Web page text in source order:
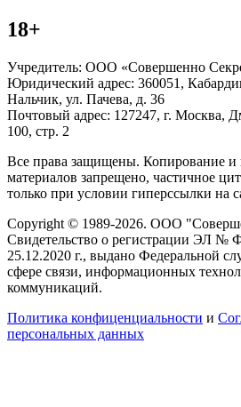
18+
Учредитель: ООО «Совершенно
Юридический адрес: 360051,
Нальчик, ул. Пачева, д. 36
Почтовый адрес: 127247, г. Москва,
100, стр. 2
Все права защищены. Копирование и
материалов запрещено, частичное
только при условии гиперссылки на
Copyright © 1989-2026. ООО
Свидетельство о регистрации ЭЛ №
25.12.2020 г., выдано Федеральной
сфере связи, информационных
коммуникаций.
Политика конфиценциальности и
персональных данных